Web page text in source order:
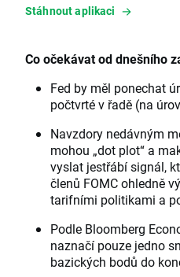
Stáhnout aplikaci
Co očekávat od dnešního
Fed by měl ponechat
počtvrté v řadě (na
Navzdory nedávným
mohou „dot plot“ a
vyslat jestřábí signál,
členů FOMC ohledně
tarifními politikami a
Podle Bloomberg
naznačí pouze jedno
bazických bodů do